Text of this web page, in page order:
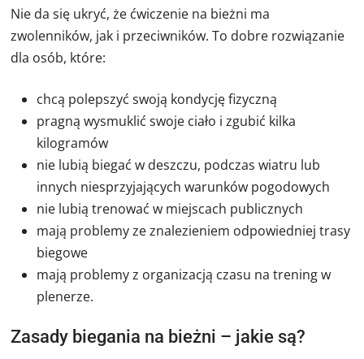
Nie da się ukryć, że ćwiczenie na bieżni ma
zwolenników, jak i przeciwników. To dobre rozwiązanie
dla osób, które:
chcą polepszyć swoją kondycję fizyczną
pragną wysmuklić swoje ciało i zgubić kilka
kilogramów
nie lubią biegać w deszczu, podczas wiatru lub
innych niesprzyjających warunków pogodowych
nie lubią trenować w miejscach publicznych
mają problemy ze znalezieniem odpowiedniej trasy
biegowe
mają problemy z organizacją czasu na trening w
plenerze.
Zasady biegania na bieżni – jakie są?